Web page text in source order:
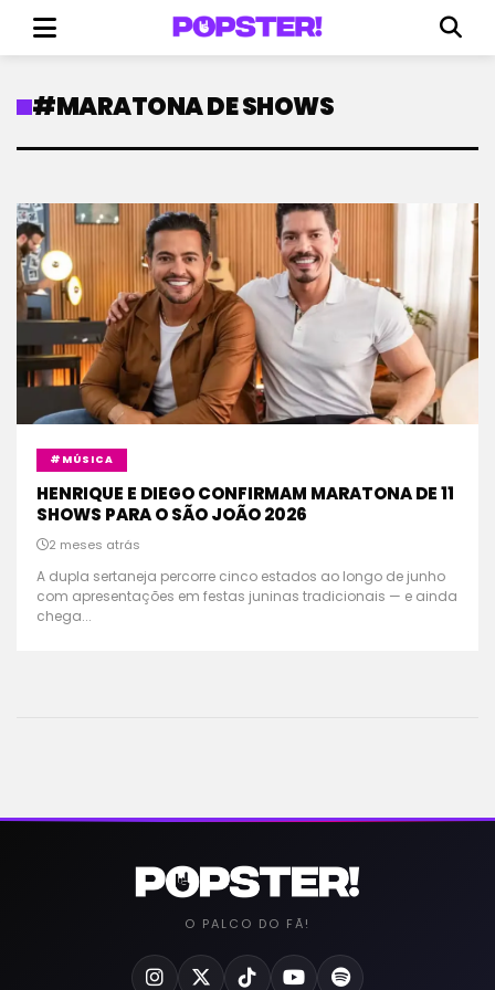
#MARATONA DE SHOWS
#MÚSICA
HENRIQUE E DIEGO CONFIRMAM MARATONA DE 11
SHOWS PARA O SÃO JOÃO 2026
2 meses atrás
A dupla sertaneja percorre cinco estados ao longo de junho
com apresentações em festas juninas tradicionais — e ainda
chega...
O PALCO DO FÃ!